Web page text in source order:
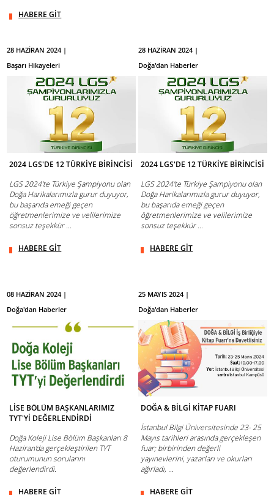
HABERE GİT
28 HAZİRAN 2024 |
Başarı Hikayeleri
2024 LGS'DE 12 TÜRKİYE BİRİNCİSİ
LGS 2024'te Türkiye Şampiyonu olan
Doğa Harikalarımızla gurur duyuyor,
bu başarıda emeği geçen
öğretmenlerimize ve velilerimize
sonsuz teşekkür ...
HABERE GİT
28 HAZİRAN 2024 |
Doğa'dan Haberler
2024 LGS'DE 12 TÜRKİYE BİRİNCİSİ
LGS 2024'te Türkiye Şampiyonu olan
Doğa Harikalarımızla gurur duyuyor,
bu başarıda emeği geçen
öğretmenlerimize ve velilerimize
sonsuz teşekkür ...
HABERE GİT
08 HAZİRAN 2024 |
Doğa'dan Haberler
LİSE BÖLÜM BAŞKANLARIMIZ
TYT'Yİ DEĞERLENDİRDİ
Doğa Koleji Lise Bölüm Başkanları 8
Haziran'da gerçekleştirilen TYT
oturumunun sorularını
değerlendirdi.
HABERE GİT
25 MAYIS 2024 |
Doğa'dan Haberler
DOĞA & BİLGİ KİTAP FUARI
İstanbul Bilgi Üniversitesinde 23- 25
Mayıs tarihleri arasında gerçekleşen
fuar; birbirinden değerli
yayınevlerini, yazarları ve okurları
ağırladı, ...
HABERE GİT